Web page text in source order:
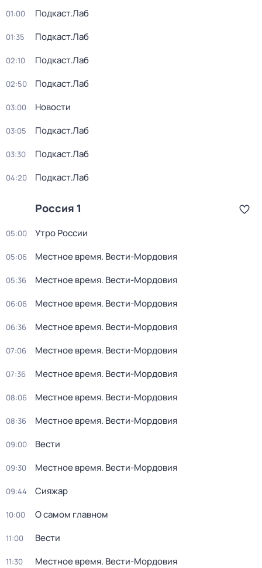
01:00 Подкаст.Лаб
01:35 Подкаст.Лаб
02:10 Подкаст.Лаб
02:50 Подкаст.Лаб
03:00 Новости
03:05 Подкаст.Лаб
03:30 Подкаст.Лаб
04:20 Подкаст.Лаб
Россия 1
05:00 Утро России
05:06 Местное время. Вести-Мордовия
05:36 Местное время. Вести-Мордовия
06:06 Местное время. Вести-Мордовия
06:36 Местное время. Вести-Мордовия
07:06 Местное время. Вести-Мордовия
07:36 Местное время. Вести-Мордовия
08:06 Местное время. Вести-Мордовия
08:36 Местное время. Вести-Мордовия
09:00 Вести
09:30 Местное время. Вести-Мордовия
09:44 Сияжар
10:00 О самом главном
11:00 Вести
11:30 Местное время. Вести-Мордовия